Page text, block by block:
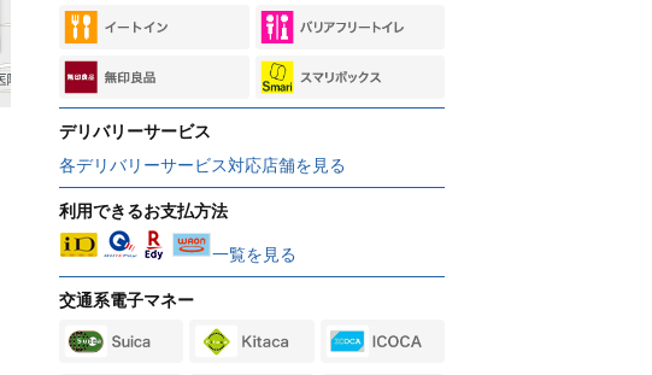
デリバリーサービス
各デリバリーサービス対応店舗を見る
利用できるお支払方法
一覧を見る
交通系電子マネー